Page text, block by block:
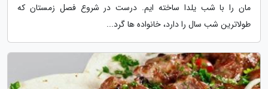
مان را با شب یلدا ساخته ایم. درست در شروع فصل زمستان که
طولاترین شب سال را دارد، خانواده ها گرد...